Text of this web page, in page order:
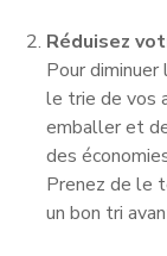
Réduisez
Pour
le trie de vos
emballer et
des
Prenez de le
un bon tri